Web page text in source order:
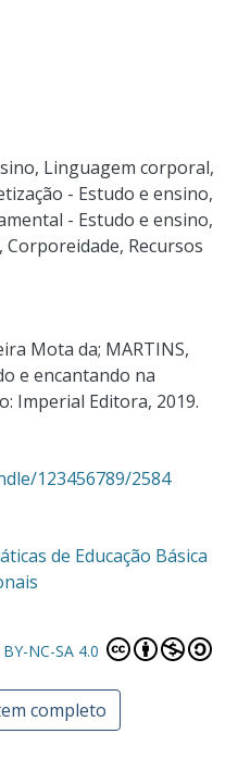
, Linguagem corporal,
- Estudo e ensino,
- Estudo e ensino,
, Corporeidade, Recursos
Mota da; MARTINS,
e encantando na
Imperial Editora, 2019.
123456789/2584
de Educação Básica
BY-NC-SA 4.0
completo